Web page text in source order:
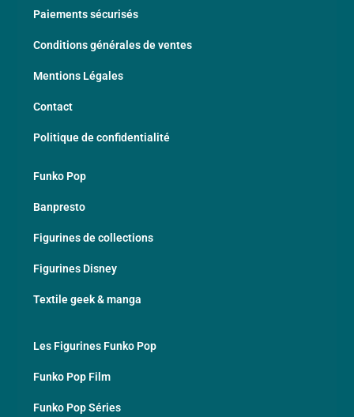
Paiements sécurisés
Conditions générales de ventes
Mentions Légales
Contact
Politique de confidentialité
Funko Pop
Banpresto
Figurines de collections
Figurines Disney
Textile geek & manga
Les Figurines Funko Pop
Funko Pop Film
Funko Pop Séries